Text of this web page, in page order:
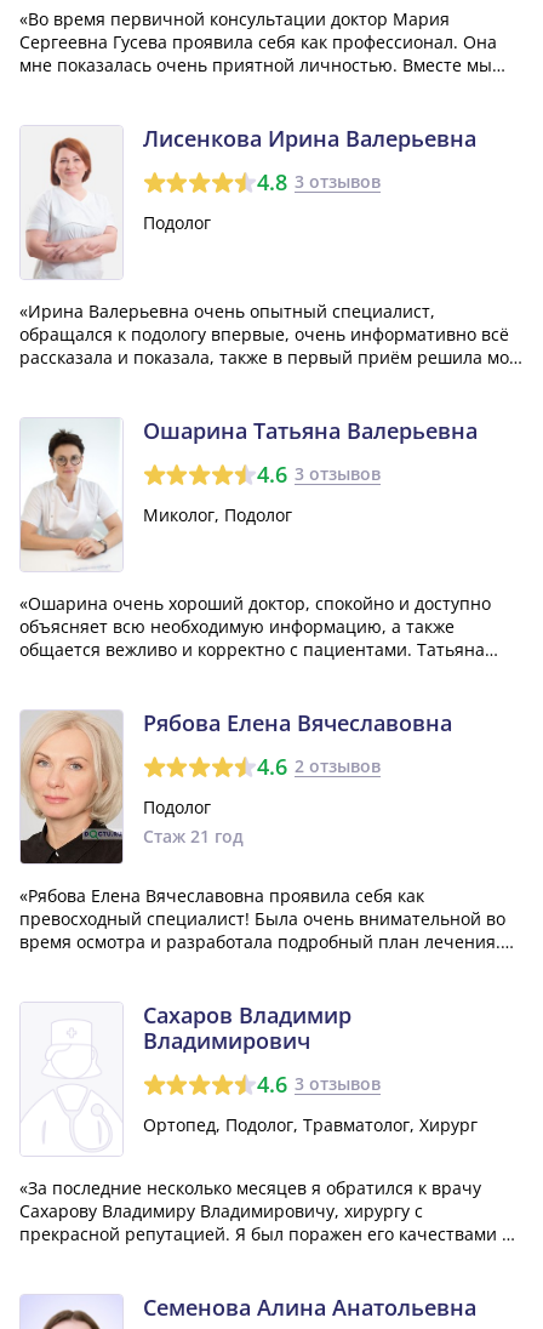
«Во время первичной консультации доктор Мария
Сергеевна Гусева проявила себя как профессионал. Она
мне показалась очень приятной личностью. Вместе мы
ситуации. Мне кажется, что она действител...»
Лисенкова Ирина Валерьевна
4.8 3 отзывов
Подолог
«Ирина Валерьевна очень опытный специалист,
обращался к подологу впервые, очень информативно всё
рассказала и показала, также в первый приём решила мою
Ошарина Татьяна Валерьевна
4.6 3 отзывов
Миколог, Подолог
«Ошарина очень хороший доктор, спокойно и доступно
объясняет всю необходимую информацию, а также
общается вежливо и корректно с пациентами. Татьяна
содержанию quanto по цене. Теперь я с уверенностью р...»
Рябова Елена Вячеславовна
4.6 2 отзывов
Подолог
Стаж 21 год
«Рябова Елена Вячеславовна проявила себя как
превосходный специалист! Была очень внимательной во
время осмотра и разработала подробный план лечения.
совершенно комфортно. Я непременно рекоменду...»
Сахаров Владимир
Владимирович
4.6 3 отзывов
Ортопед, Подолог, Травматолог, Хирург
«За последние несколько месяцев я обратился к врачу
Сахарову Владимиру Владимировичу, хирургу с
прекрасной репутацией. Я был поражен его качествами и
грамотно проводил диагностику...»
Семенова Алина Анатольевна